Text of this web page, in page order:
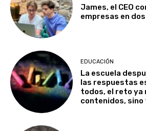
James, el CEO
empresas en
EDUCACIÓN
La escuela
las respuestas
todos, el reto ya
contenidos, sino